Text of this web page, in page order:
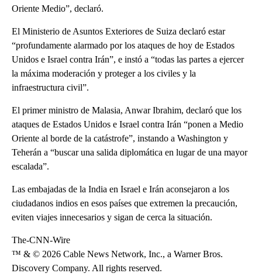
Oriente Medio”, declaró.
El Ministerio de Asuntos Exteriores de Suiza declaró estar
“profundamente alarmado por los ataques de hoy de Estados
Unidos e Israel contra Irán”, e instó a “todas las partes a ejercer
la máxima moderación y proteger a los civiles y la
infraestructura civil”.
El primer ministro de Malasia, Anwar Ibrahim, declaró que los
ataques de Estados Unidos e Israel contra Irán “ponen a Medio
Oriente al borde de la catástrofe”, instando a Washington y
Teherán a “buscar una salida diplomática en lugar de una mayor
escalada”.
Las embajadas de la India en Israel e Irán aconsejaron a los
ciudadanos indios en esos países que extremen la precaución,
eviten viajes innecesarios y sigan de cerca la situación.
The-CNN-Wire
™ & © 2026 Cable News Network, Inc., a Warner Bros.
Discovery Company. All rights reserved.